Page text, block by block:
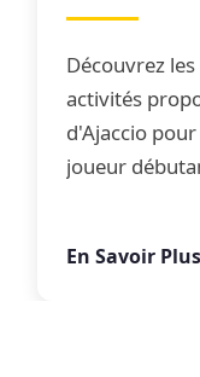
Découvrez
activités
d'Ajaccio
joueur
le club
de jeu libre
En Savoir Plus